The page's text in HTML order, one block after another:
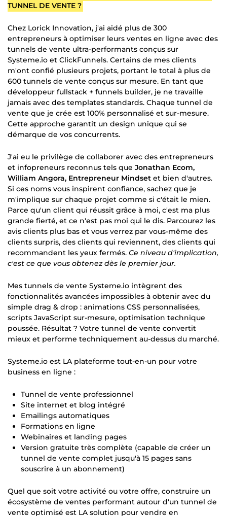
TUNNEL DE VENTE ?
Chez Lorick Innovation, j'ai aidé plus de 300
entrepreneurs à optimiser leurs ventes en ligne avec des
tunnels de vente ultra-performants conçus sur
Systeme.io et ClickFunnels. Certains de mes clients
m'ont confié plusieurs projets, portant le total à plus de
600 tunnels de vente conçus sur mesure. En tant que
développeur fullstack + funnels builder, je ne travaille
jamais avec des templates standards. Chaque tunnel de
vente que je crée est 100% personnalisé et sur-mesure.
Cette approche garantit un design unique qui se
démarque de vos concurrents.
J'ai eu le privilège de collaborer avec des entrepreneurs
et infopreneurs reconnus tels que Jonathan Ecom,
William Angora, Entrepreneur Mindset et bien d'autres.
Si ces noms vous inspirent confiance, sachez que je
m'implique sur chaque projet comme si c'était le mien.
Parce qu'un client qui réussit grâce à moi, c'est ma plus
grande fierté, et ce n'est pas moi qui le dis. Parcourez les
avis clients plus bas et vous verrez par vous-même des
clients surpris, des clients qui reviennent, des clients qui
recommandent les yeux fermés. Ce niveau d'implication,
c'est ce que vous obtenez dès le premier jour.
Mes tunnels de vente Systeme.io intègrent des
fonctionnalités avancées impossibles à obtenir avec du
simple drag & drop : animations CSS personnalisées,
scripts JavaScript sur-mesure, optimisation technique
poussée. Résultat ? Votre tunnel de vente convertit
mieux et performe techniquement au-dessus du marché.
Systeme.io est LA plateforme tout-en-un pour votre
business en ligne :
Tunnel de vente professionnel
Site internet et blog intégré
Emailings automatiques
Formations en ligne
Webinaires et landing pages
Version gratuite très complète (capable de créer un
tunnel de vente complet jusqu'à 15 pages sans
souscrire à un abonnement)
Quel que soit votre activité ou votre offre, construire un
écosystème de ventes performant autour d'un tunnel de
vente optimisé est LA solution pour vendre en